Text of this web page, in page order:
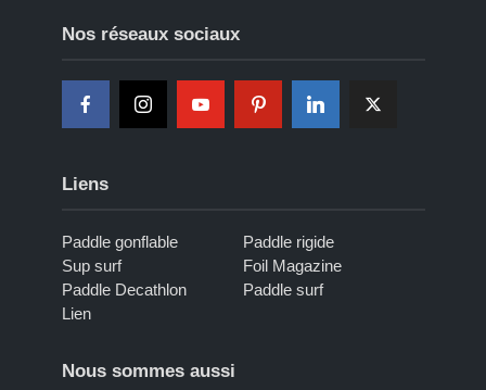
Nos réseaux sociaux
Liens
Paddle gonflable
Paddle rigide
Sup surf
Foil Magazine
Paddle Decathlon
Paddle surf
Lien
Nous sommes aussi